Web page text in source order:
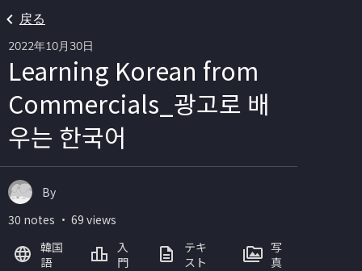
戻る
2022年10月30日
Learning Korean from
Commercials_광고로 배
우는 한국어
By
30 notes ・ 69 views
韓国
語
入
門
テキ
スト
写
真